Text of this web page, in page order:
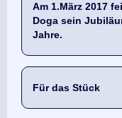
Am 1.März 2017
Doga sein
Jahre.
Für das Stück